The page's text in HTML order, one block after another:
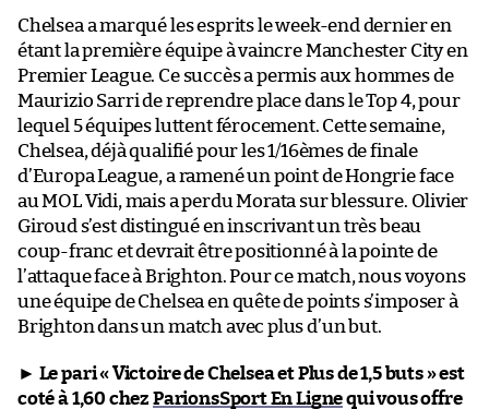
Chelsea a marqué les esprits le week-end dernier en
étant la première équipe à vaincre Manchester City en
Premier League. Ce succès a permis aux hommes de
Maurizio Sarri de reprendre place dans le Top 4, pour
lequel 5 équipes luttent férocement. Cette semaine,
Chelsea, déjà qualifié pour les 1/16èmes de finale
d’Europa League, a ramené un point de Hongrie face
au MOL Vidi, mais a perdu Morata sur blessure. Olivier
Giroud s’est distingué en inscrivant un très beau
coup-franc et devrait être positionné à la pointe de
l’attaque face à Brighton. Pour ce match, nous voyons
une équipe de Chelsea en quête de points s’imposer à
Brighton dans un match avec plus d’un but.
► Le pari « Victoire de Chelsea et Plus de 1,5 buts » est
coté à 1,60 chez ParionsSport En Lignequi vous offre